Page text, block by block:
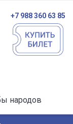
+7 988 360 63 85
народов